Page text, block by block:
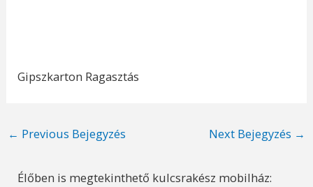
Gipszkarton Ragasztás
Post
← Previous Bejegyzés Next Bejegyzés →
Élőben is megtekinthető kulcsrakész mobilház: